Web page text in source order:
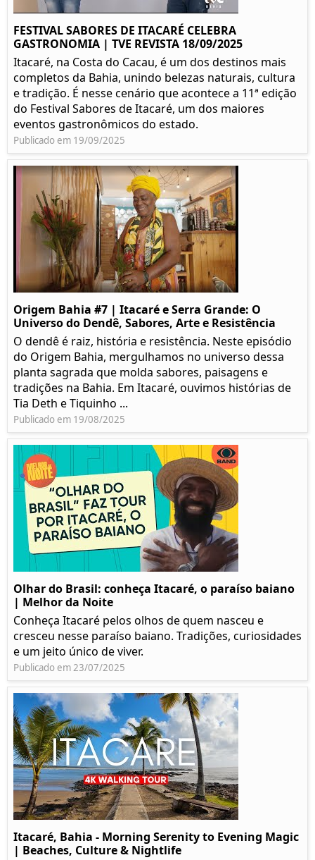
FESTIVAL SABORES DE ITACARÉ CELEBRA
GASTRONOMIA | TVE REVISTA 18/09/2025
Itacaré, na Costa do Cacau, é um dos destinos mais
completos da Bahia, unindo belezas naturais, cultura
e tradição. É nesse cenário que acontece a 11ª edição
do Festival Sabores de Itacaré, um dos maiores
eventos gastronômicos do estado.
Publicado em 19/09/2025
Origem Bahia #7 | Itacaré e Serra Grande: O
Universo do Dendê, Sabores, Arte e Resistência
O dendê é raiz, história e resistência. Neste episódio
do Origem Bahia, mergulhamos no universo dessa
planta sagrada que molda sabores, paisagens e
tradições na Bahia. Em Itacaré, ouvimos histórias de
Tia Deth e Tiquinho ...
Publicado em 19/08/2025
Olhar do Brasil: conheça Itacaré, o paraíso baiano
| Melhor da Noite
Conheça Itacaré pelos olhos de quem nasceu e
cresceu nesse paraíso baiano. Tradições, curiosidades
e um jeito único de viver.
Publicado em 23/07/2025
Itacaré, Bahia - Morning Serenity to Evening Magic
| Beaches, Culture & Nightlife